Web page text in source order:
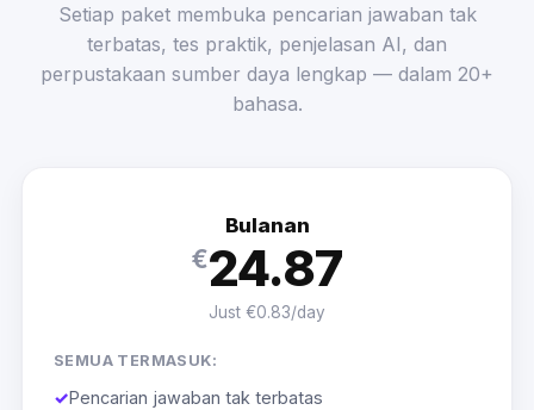
Setiap paket membuka pencarian jawaban tak
terbatas, tes praktik, penjelasan AI, dan
perpustakaan sumber daya lengkap — dalam 20+
bahasa.
Bulanan
€24.87
Just €0.83/day
SEMUA TERMASUK:
✓Pencarian jawaban tak terbatas